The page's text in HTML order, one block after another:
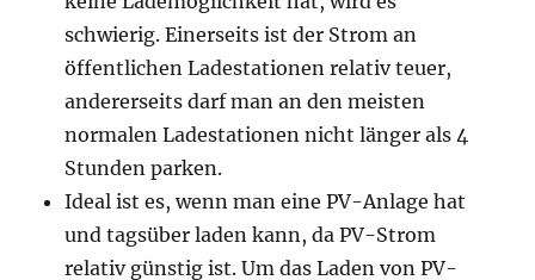
schwierig. Einerseits ist der Strom an
öffentlichen Ladestationen relativ teuer,
andererseits darf man an den meisten
normalen Ladestationen nicht länger als 4
Stunden parken.
Ideal ist es, wenn man eine PV-Anlage hat
und tagsüber laden kann, da PV-Strom
relativ günstig ist. Um das Laden von PV-